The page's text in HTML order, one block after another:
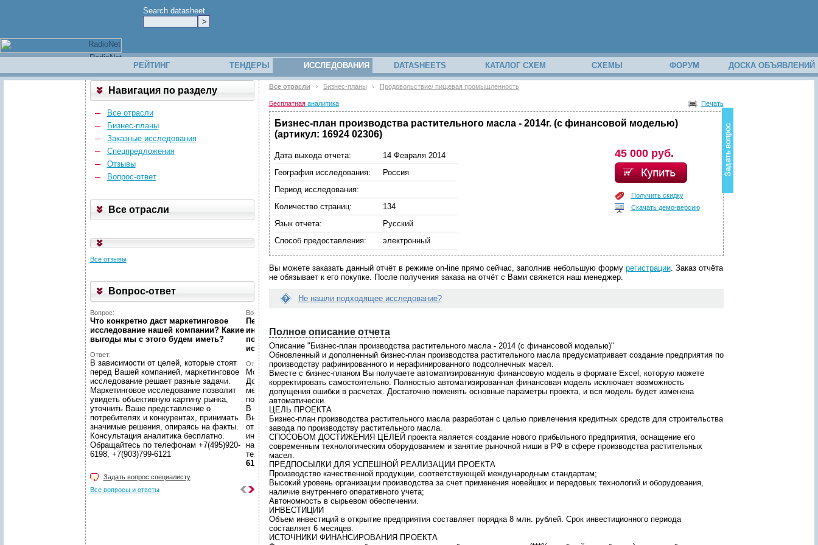
Search datasheet
РЕЙТИНГ ТЕНДЕРЫ ИССЛЕДОВАНИЯ DATASHEETS КАТАЛОГ СХЕМ СХЕМЫ ФОРУМ ДОСКА ОБЪЯВЛЕНИЙ
Навигация по разделу
Все отрасли
Бизнес-планы
Заказные исследования
Спецпредложения
Отзывы
Вопрос-ответ
Все отрасли
Все отзывы
Вопрос-ответ
Вопрос:
Что конкретно даст маркетинговое
исследование нашей компании? Какие
выгоды мы c этого будем иметь?
Ответ:
В зависимости от целей, которые стоят
перед Вашей компанией, маркетинговое
исследование решает разные задачи.
Маркетинговое исследование позволит
увидеть объективную картину рынка,
уточнить Ваше представление о
потребителях и конкурентах, принимать
значимые решения, опираясь на факты.
Консультация аналитика бесплатно.
Обращайтесь по телефонам +7(495)920-
6198, +7(903)799-6121
Вопрос:
Первый раз делаю заказ через
интернет... Можно встретиться и
познакомиться лично с исполнителем
исследования?
Ответ:
Можно! Мы всегда за живое общение.
Договоритесь о встрече с персональным
менеджером после того как Вам
подготовят коммерческое предложение.
В нашем уютном офисе за чашкой кофе
Вы сможете побеседовать с
ответственным аналитиком и задать все
интересующие Вас вопросы. Наш офис
находится в Москве. Звоните по
телефонам+7(495)920-6198, +7(903)799-
6121
Ответ:
Менеджер связывается по заявкам в
рабочие дни с 9 до 18 по московскому
времени. Срок ответа на заявки не более
1-2 часов. Если с Вами не связались, то
телефоном Вашего персонального
менеджера. Свяжитесь с ним
самостоятельно и задайте интересующие
Вас вопросы. Или обратитесь по общему
6121
Задать вопрос специалисту
Все вопросы и ответы
о
з
с
п
о
с
о
д
е
р
ё
д
а
Все отрасли Бизнес-планы Продовольствие/ пищевая промышленность
Бесплатнаяаналитика Печать
Бизнес-план производства растительного масла - 2014г. (с финансовой моделью)
(артикул: 16924 02306)
45 000 руб.
Получить скидку
Скачать демо-версию
Дата выхода отчета:
14 Февраля 2014
География исследования:
Россия
Период исследования:
Количество страниц:
134
Язык отчета:
Русский
Способ предоставления:
электронный
Вы можете заказать данный отчёт в режиме on-line прямо сейчас, заполнив небольшую форму регистрации. Заказ отчёта
не обязывает к его покупке. После получения заказа на отчёт с Вами свяжется наш менеджер.
Не нашли подходящее исследование?
л
и
д
а
н
н
ы
й
о
т
ч
ё
т
а
м
н
е
п
о
д
х
о
Полное описание отчета
Описание "Бизнес-план производства растительного масла - 2014 (с финансовой моделью)"
Обновленный и дополненный бизнес-план производства растительного масла предусматривает создание предприятия по
производству рафинированного и нерафинированного подсолнечных масел.
Вместе с бизнес-планом Вы получаете автоматизированную финансовую модель в формате Excel, которую можете
корректировать самостоятельно. Полностью автоматизированная финансовая модель исключает возможность
допущения ошибки в расчетах. Достаточно поменять основные параметры проекта, и вся модель будет изменена
автоматически.
ЦЕЛЬ ПРОЕКТА
Бизнес-план производства растительного масла разработан с целью привлечения кредитных средств для строительства
завода по производству растительного масла.
СПОСОБОМ ДОСТИЖЕНИЯ ЦЕЛЕЙ проекта является создание нового прибыльного предприятия, оснащение его
современным технологическим оборудованием и занятие рыночной ниши в РФ в сфере производства растительных
масел.
ПРЕДПОСЫЛКИ ДЛЯ УСПЕШНОЙ РЕАЛИЗАЦИИ ПРОЕКТА
Производство качественной продукции, соответствующей международным стандартам;
Высокий уровень организации производства за счет применения новейших и передовых технологий и оборудования,
наличие внутреннего оперативного учета;
Автономность в сырьевом обеспечении.
ИНВЕСТИЦИИ
Объем инвестиций в открытие предприятия составляет порядка 8 млн. рублей. Срок инвестиционного периода
составляет 6 месяцев.
ИСТОЧНИКИ ФИНАНСИРОВАНИЯ ПРОЕКТА